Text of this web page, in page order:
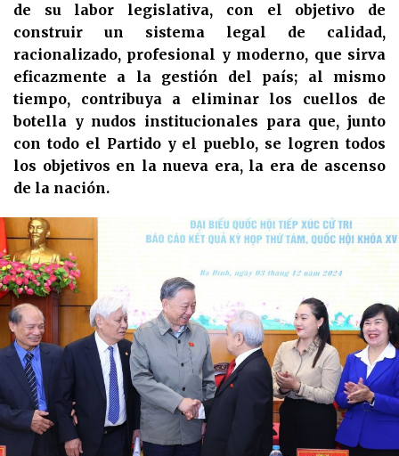
de su labor legislativa, con el objetivo de
construir un sistema legal de calidad,
racionalizado, profesional y moderno, que sirva
eficazmente a la gestión del país; al mismo
tiempo, contribuya a eliminar los cuellos de
botella y nudos institucionales para que, junto
con todo el Partido y el pueblo, se logren todos
los objetivos en la nueva era, la era de ascenso
de la nación.